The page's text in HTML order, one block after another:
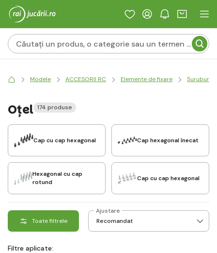
Modele ACCESORII RC Elemente de fixare Șuruburi
Oţel 174 produse
Cap cu cap hexagonal Cap hexagonal înecat
Hexagonal cu cap
rotund
Cap cu cap hexagonal
Toate filtrele
Ajustare
Filtre aplicate: